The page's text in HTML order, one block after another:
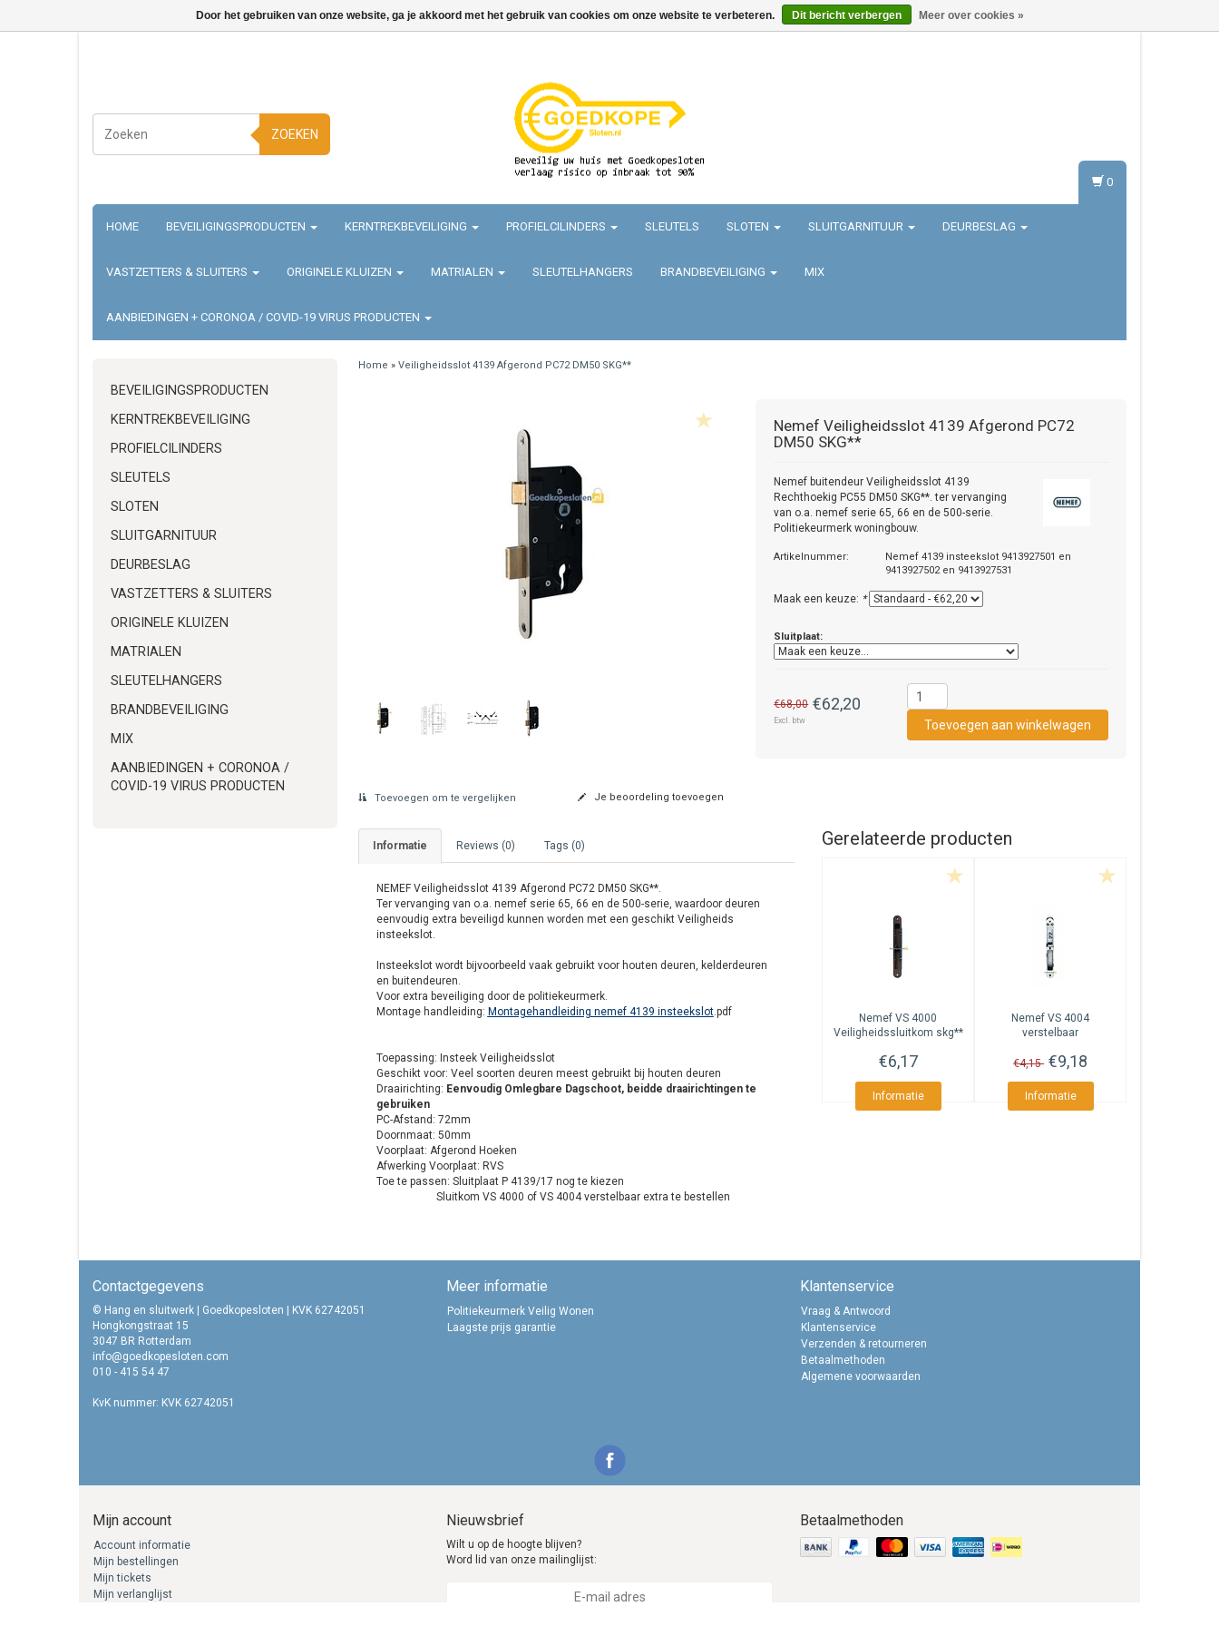
ZOEKEN
HOME BEVEILIGINGSPRODUCTEN KERNTREKBEVEILIGING PROFIELCILINDERS SLEUTELS SLOTEN SLUITGARNITUUR DEURBESLAG
VASTZETTERS & SLUITERS ORIGINELE KLUIZEN MATRIALEN SLEUTELHANGERS BRANDBEVEILIGING MIX
AANBIEDINGEN + CORONOA / COVID-19 VIRUS PRODUCTEN
0
BEVEILIGINGSPRODUCTEN
KERNTREKBEVEILIGING
PROFIELCILINDERS
SLEUTELS
SLOTEN
SLUITGARNITUUR
DEURBESLAG
VASTZETTERS & SLUITERS
ORIGINELE KLUIZEN
MATRIALEN
SLEUTELHANGERS
BRANDBEVEILIGING
MIX
AANBIEDINGEN + CORONOA /
COVID-19 VIRUS PRODUCTEN
Home » Veiligheidsslot 4139 Afgerond PC72 DM50 SKG**
Nemef Veiligheidsslot 4139 Afgerond PC72
DM50 SKG**
Nemef buitendeur Veiligheidsslot 4139
Rechthoekig PC55 DM50 SKG**. ter vervanging
van o.a. nemef serie 65, 66 en de 500-serie.
Politiekeurmerk woningbouw.
Artikelnummer:
Nemef 4139 insteekslot 9413927501 en
9413927502 en 9413927531
Maak een keuze: *
Sluitplaat:
€68,00 €62,20
Excl. btw
Toevoegen om te vergelijken Je beoordeling toevoegen
Informatie Reviews (0) Tags (0)
NEMEF Veiligheidsslot 4139 Afgerond PC72 DM50 SKG**.
Ter vervanging van o.a. nemef serie 65, 66 en de 500-serie, waardoor deuren
eenvoudig extra beveiligd kunnen worden met een geschikt Veiligheids
insteekslot.
Insteekslot wordt bijvoorbeeld vaak gebruikt voor houten deuren, kelderdeuren
en buitendeuren.
Voor extra beveiliging door de politiekeurmerk.
Montage handleiding: Montagehandleiding nemef 4139 insteekslot.pdf
Toepassing: Insteek Veiligheidsslot
Geschikt voor: Veel soorten deuren meest gebruikt bij houten deuren
Draairichting: Eenvoudig Omlegbare Dagschoot, beidde draairichtingen te
gebruiken
PC-Afstand: 72mm
Doornmaat: 50mm
Voorplaat: Afgerond Hoeken
Afwerking Voorplaat: RVS
Toe te passen: Sluitplaat P 4139/17 nog te kiezen
Sluitkom VS 4000 of VS 4004 verstelbaar extra te bestellen
Gerelateerde producten
Nemef VS 4000
Veiligheidssluitkom skg**
€6,17
Informatie
Nemef VS 4004
verstelbaar
€4,15 €9,18
Informatie
Contactgegevens
© Hang en sluitwerk | Goedkopesloten | KVK 62742051
Hongkongstraat 15
3047 BR Rotterdam
info@goedkopesloten.com
010 - 415 54 47
KvK nummer: KVK 62742051
Meer informatie
Politiekeurmerk Veilig Wonen
Laagste prijs garantie
Klantenservice
Vraag & Antwoord
Klantenservice
Verzenden & retourneren
Betaalmethoden
Algemene voorwaarden
Mijn account
Account informatie
Mijn bestellingen
Mijn tickets
Mijn verlanglijst
Nieuwsbrief
Wilt u op de hoogte blijven?
Word lid van onze mailinglijst:
Betaalmethoden
Door het gebruiken van onze website, ga je akkoord met het gebruik van cookies om onze website te verbeteren. Dit bericht verbergen Meer over cookies »